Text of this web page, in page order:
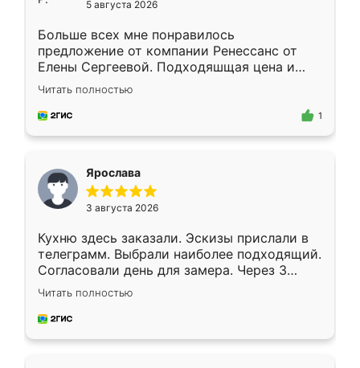
5 августа 2026
Больше всех мне понравилось
предложение от компании Ренессанс от
Елены Сергеевой. Подходяшщая цена и
короткие сроки изготовления. Приехавший
для замера сотрудник Владислав
предложил по моему эскизу самый
Читать полностью
1
Ярослава
3 августа 2026
Кухню здесь заказали. Эскизы прислали в
телеграмм. Выбрали наиболее подходящий.
Согласовали день для замера. Через 3
недели кухня была уже готова. Остались
довольны работой. Спасибо Ренессанс
мебель за качественную работу!
Читать полностью